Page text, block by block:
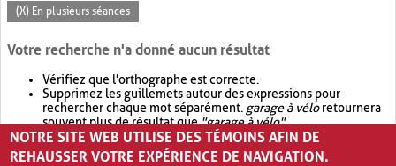
(X) En plusieurs séances
Votre recherche n'a donné aucun résultat
Vérifiez que l'orthographe est correcte.
Supprimez les guillemets autour des expressions pour
rechercher chaque mot séparément. garage à véloretournera
souvent plus de résultat que"garage à vélo".
Envisagez d'élargir votre recherche avec OR.garage OR vélo
retournera souvent plus de résultat quegarage à vélo
NOTRE SITE WEB UTILISE DES TÉMOINS AFIN DE
REHAUSSER VOTRE EXPÉRIENCE DE NAVIGATION.